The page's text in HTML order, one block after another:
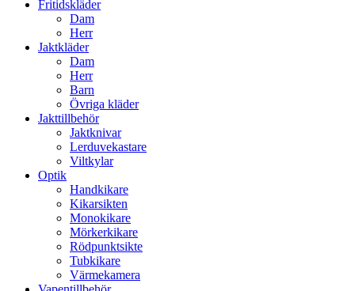
Fritidskläder
Dam
Herr
Jaktkläder
Dam
Herr
Barn
Övriga kläder
Jakttillbehör
Jaktknivar
Lerduvekastare
Viltkylar
Optik
Handkikare
Kikarsikten
Monokikare
Mörkerkikare
Rödpunktsikte
Tubkikare
Värmekamera